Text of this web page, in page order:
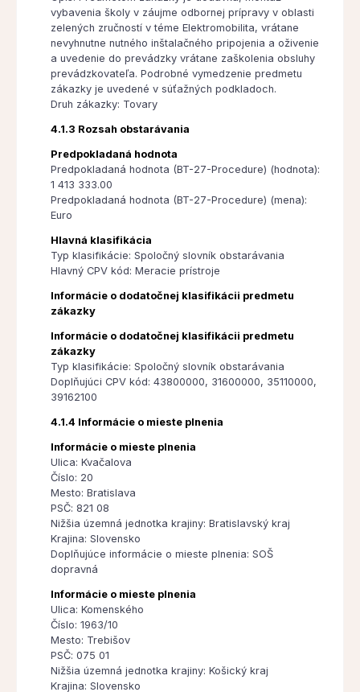
vybavenia školy v záujme odbornej prípravy v oblasti
zelených zručností v téme Elektromobilita, vrátane
nevyhnutne nutného inštalačného pripojenia a oživenie
a uvedenie do prevádzky vrátane zaškolenia obsluhy
prevádzkovateľa. Podrobné vymedzenie predmetu
zákazky je uvedené v súťažných podkladoch.
Druh zákazky: Tovary
4.1.3 Rozsah obstarávania
Predpokladaná hodnota
Predpokladaná hodnota (BT-27-Procedure) (hodnota):
1 413 333.00
Predpokladaná hodnota (BT-27-Procedure) (mena):
Euro
Hlavná klasifikácia
Typ klasifikácie: Spoločný slovník obstarávania
Hlavný CPV kód: Meracie prístroje
Informácie o dodatočnej klasifikácii predmetu
zákazky
Informácie o dodatočnej klasifikácii predmetu
zákazky
Typ klasifikácie: Spoločný slovník obstarávania
Doplňujúci CPV kód: 43800000, 31600000, 35110000,
39162100
4.1.4 Informácie o mieste plnenia
Informácie o mieste plnenia
Ulica: Kvačalova
Číslo: 20
Mesto: Bratislava
PSČ: 821 08
Nižšia územná jednotka krajiny: Bratislavský kraj
Krajina: Slovensko
Doplňujúce informácie o mieste plnenia: SOŠ
dopravná
Informácie o mieste plnenia
Ulica: Komenského
Číslo: 1963/10
Mesto: Trebišov
PSČ: 075 01
Nižšia územná jednotka krajiny: Košický kraj
Krajina: Slovensko